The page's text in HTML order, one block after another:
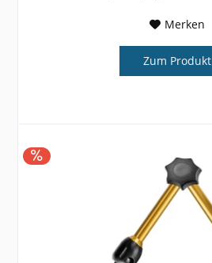
Merken
Zum Produkt